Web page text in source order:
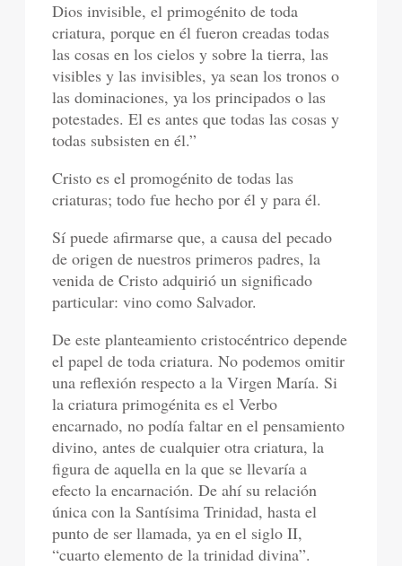
Dios invisible, el primogénito de toda
criatura, porque en él fueron creadas todas
las cosas en los cielos y sobre la tierra, las
visibles y las invisibles, ya sean los tronos o
las dominaciones, ya los principados o las
potestades. El es antes que todas las cosas y
todas subsisten en él.”
Cristo es el promogénito de todas las
criaturas; todo fue hecho por él y para él.
Sí puede afirmarse que, a causa del pecado
de origen de nuestros primeros padres, la
venida de Cristo adquirió un significado
particular: vino como Salvador.
De este planteamiento cristocéntrico depende
el papel de toda criatura. No podemos omitir
una reflexión respecto a la Virgen María. Si
la criatura primogénita es el Verbo
encarnado, no podía faltar en el pensamiento
divino, antes de cualquier otra criatura, la
figura de aquella en la que se llevaría a
efecto la encarnación. De ahí su relación
única con la Santísima Trinidad, hasta el
punto de ser llamada, ya en el siglo II,
“cuarto elemento de la trinidad divina”.